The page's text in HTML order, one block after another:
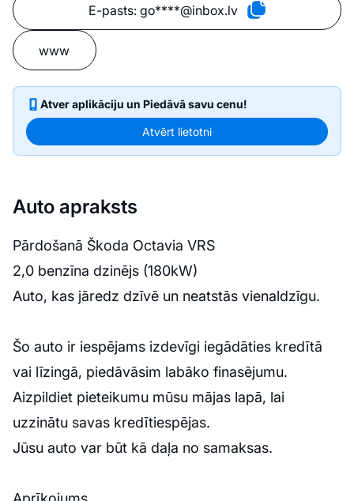
E-pasts: go****@inbox.lv
www
Atver aplikāciju un Piedāvā savu cenu!
Atvērt lietotni
Auto apraksts
Pārdošanā Škoda Octavia VRS
2,0 benzīna dzinējs (180kW)
Auto, kas jāredz dzīvē un neatstās vienaldzīgu.
Šo auto ir iespējams izdevīgi iegādāties kredītā
vai līzingā, piedāvāsim labāko finasējumu.
Aizpildiet pieteikumu mūsu mājas lapā, lai
uzzinātu savas kredītiespējas.
Jūsu auto var būt kā daļa no samaksas.